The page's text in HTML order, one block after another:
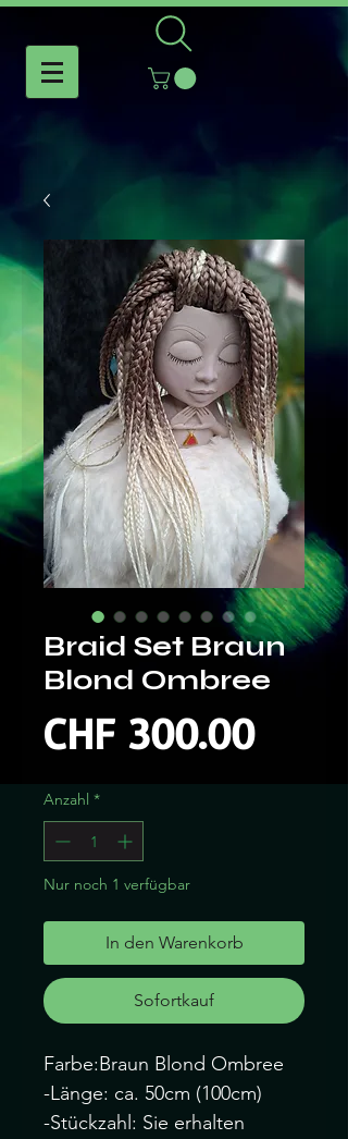
Braid Set Braun
Blond Ombree
CHF 300.00Preis
Anzahl *
Nur noch 1 verfügbar
In den Warenkorb
Sofortkauf
Farbe:Braun Blond Ombree
-Länge: ca. 50cm (100cm)
-Stückzahl: Sie erhalten